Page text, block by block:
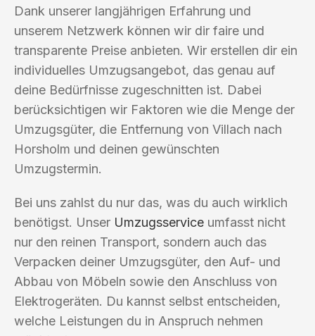
Dank unserer langjährigen Erfahrung und
unserem Netzwerk können wir dir faire und
transparente Preise anbieten. Wir erstellen dir ein
individuelles Umzugsangebot, das genau auf
deine Bedürfnisse zugeschnitten ist. Dabei
berücksichtigen wir Faktoren wie die Menge der
Umzugsgüter, die Entfernung von Villach nach
Horsholm und deinen gewünschten
Umzugstermin.
Bei uns zahlst du nur das, was du auch wirklich
benötigst. Unser Umzugsservice umfasst nicht
nur den reinen Transport, sondern auch das
Verpacken deiner Umzugsgüter, den Auf- und
Abbau von Möbeln sowie den Anschluss von
Elektrogeräten. Du kannst selbst entscheiden,
welche Leistungen du in Anspruch nehmen